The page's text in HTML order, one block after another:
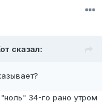
сказал:
34-го рано утром